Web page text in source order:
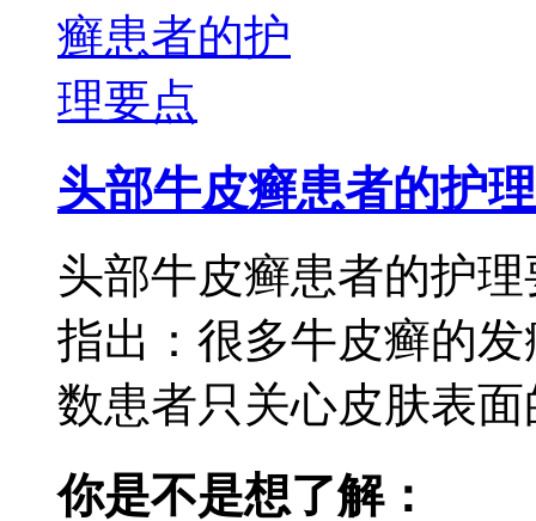
头部牛皮癣患者的护理
头部牛皮癣患者的护
指出：很多牛皮癣的
数患者只关心皮肤表
你是不是想了解：